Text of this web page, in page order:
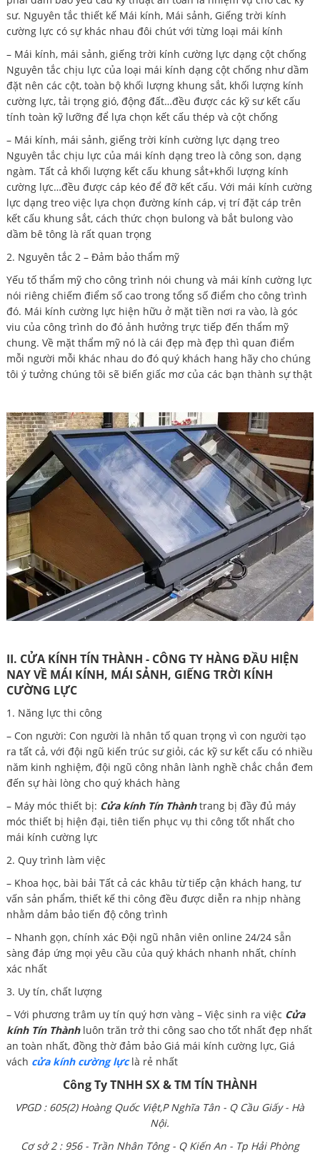
sư. Nguyên tắc thiết kế Mái kính, Mái sảnh, Giếng trời kính
cường lực có sự khác nhau đôi chút với từng loại mái kính
– Mái kính, mái sảnh, giếng trời kính cường lực dạng cột chống
Nguyên tắc chịu lực của loại mái kính dạng cột chống như dầm
đặt nên các cột, toàn bộ khối lượng khung sắt, khối lượng kính
cường lực, tải trọng gió, động đất…đều được các kỹ sư kết cấu
tính toàn kỹ lưỡng để lựa chọn kết cấu thép và cột chống
– Mái kính, mái sảnh, giếng trời kính cường lực dạng treo
Nguyên tắc chịu lực của mái kính dạng treo là công son, dạng
ngàm. Tất cả khối lượng kết cấu khung sắt+khối lượng kính
cường lực…đều được cáp kéo để đỡ kết cấu. Với mái kính cường
lực dạng treo việc lựa chọn đường kính cáp, vị trí đặt cáp trên
kết cấu khung sắt, cách thức chọn bulong và bắt bulong vào
dầm bê tông là rất quan trọng
2. Nguyên tắc 2 – Đảm bảo thẩm mỹ
Yếu tố thẩm mỹ cho công trình nói chung và mái kính cường lực
nói riêng chiếm điểm số cao trong tổng số điểm cho công trình
đó. Mái kính cường lực hiện hữu ở mặt tiền nơi ra vào, là góc
viu của công trình do đó ảnh hưởng trực tiếp đến thẩm mỹ
chung. Về mặt thẩm mỹ nó là cái đẹp mà đẹp thì quan điểm
mỗi người mỗi khác nhau do đó quý khách hang hãy cho chúng
tôi ý tưởng chúng tôi sẽ biến giấc mơ của các bạn thành sự thật
II. CỬA KÍNH TÍN THÀNH - CÔNG TY HÀNG ĐẦU HIỆN
NAY VỀ MÁI KÍNH, MÁI SẢNH, GIẾNG TRỜI KÍNH
CƯỜNG LỰC
1. Năng lực thi công
– Con người: Con người là nhân tố quan trọng vì con người tạo
ra tất cả, với đội ngũ kiến trúc sư giỏi, các kỹ sư kết cấu có nhiều
năm kinh nghiệm, đội ngũ công nhân lành nghề chắc chắn đem
đến sự hài lòng cho quý khách hàng
– Máy móc thiết bị: Cửa kính Tín Thànhtrang bị đầy đủ máy
móc thiết bị hiện đại, tiên tiến phục vụ thi công tốt nhất cho
mái kính cường lực
2. Quy trình làm việc
– Khoa học, bài bải Tất cả các khâu từ tiếp cận khách hang, tư
vấn sản phẩm, thiết kế thi công đều được diễn ra nhịp nhàng
nhằm dảm bảo tiến độ công trình
– Nhanh gọn, chính xác Đội ngũ nhân viên online 24/24 sẵn
sàng đáp ứng mọi yêu cầu của quý khách nhanh nhất, chính
xác nhất
3. Uy tín, chất lượng
– Với phương trâm uy tín quý hơn vàng – Việc sinh ra việc Cửa
kính Tín Thànhluôn trăn trở thi công sao cho tốt nhất đẹp nhất
an toàn nhất, đồng thờ đảm bảo Giá mái kính cường lực, Giá
vách cửa kính cường lựclà rẻ nhất
Công Ty TNHH SX & TM TÍN THÀNH
VPGD : 605(2) Hoàng Quốc Việt,P Nghĩa Tân - Q Cầu Giấy - Hà
Nội.
Cơ sở 2 : 956 - Trần Nhân Tông - Q Kiến An - Tp Hải Phòng